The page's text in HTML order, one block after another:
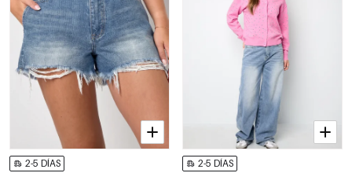
2-5 DÍAS 2-5 DÍAS